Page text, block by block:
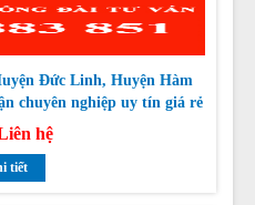
Đức Linh, Huyện Hàm
hệ
tiết